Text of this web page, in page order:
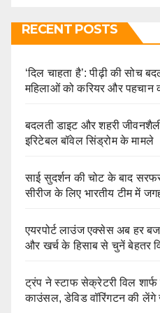
RECENT POSTS
‘दिल चाहता है’: पीढ़ी की सोच
महिलाओं को करियर और पहचान
बदलती डाइट और शहरी
इरिटेबल बॉवेल सिंड्रोम के मामले
साई सुदर्शन की चोट के बाद
सीरीज के लिए भारतीय टीम में
एयरपोर्ट लाउंज एक्सेस अब हर
और खर्च के हिसाब से चुनें बेहतर
ट्रंप ने स्टाफ सेक्रेटरी विल शार्फ
काउंसल, डेविड वॉरिंगटन की लेंगे